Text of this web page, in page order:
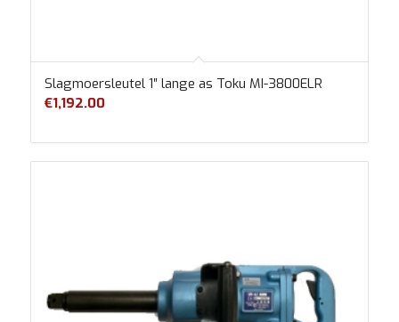
Slagmoersleutel 1″ lange as Toku MI-3800ELR
€1,192.00